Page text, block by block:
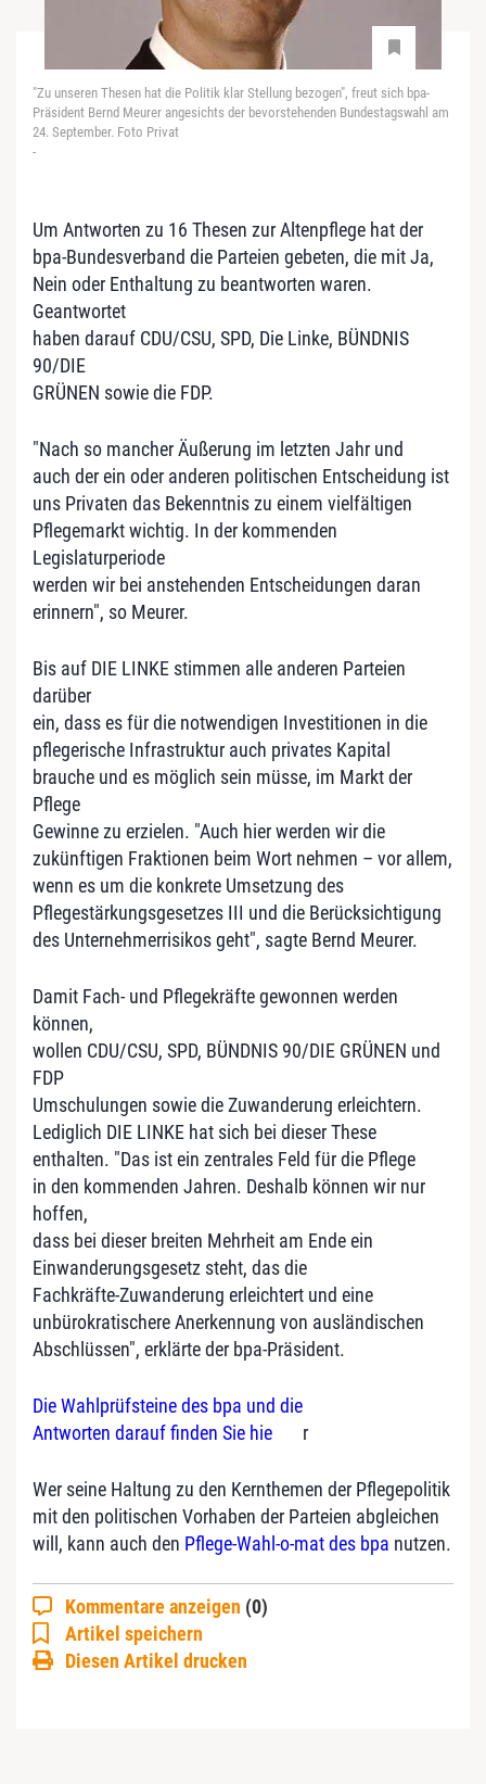
"Zu unseren Thesen hat die Politik klar Stellung bezogen", freut sich bpa-
Präsident Bernd Meurer angesichts der bevorstehenden Bundestagswahl am
24. September. Foto Privat
-
Um Antworten zu 16 Thesen zur Altenpflege hat der
bpa-Bundesverband die Parteien gebeten, die mit Ja,
Nein oder Enthaltung zu beantworten waren.
Geantwortet
haben darauf CDU/CSU, SPD, Die Linke, BÜNDNIS
90/DIE
GRÜNEN sowie die FDP.
"Nach so mancher Äußerung im letzten Jahr und
auch der ein oder anderen politischen Entscheidung ist
uns Privaten das Bekenntnis zu einem vielfältigen
Pflegemarkt wichtig. In der kommenden
Legislaturperiode
werden wir bei anstehenden Entscheidungen daran
erinnern", so Meurer.
Bis auf DIE LINKE stimmen alle anderen Parteien
darüber
ein, dass es für die notwendigen Investitionen in die
pflegerische Infrastruktur auch privates Kapital
brauche und es möglich sein müsse, im Markt der
Pflege
Gewinne zu erzielen. "Auch hier werden wir die
zukünftigen Fraktionen beim Wort nehmen – vor allem,
wenn es um die konkrete Umsetzung des
Pflegestärkungsgesetzes III und die Berücksichtigung
des Unternehmerrisikos geht", sagte Bernd Meurer.
Damit Fach- und Pflegekräfte gewonnen werden
können,
wollen CDU/CSU, SPD, BÜNDNIS 90/DIE GRÜNEN und
FDP
Umschulungen sowie die Zuwanderung erleichtern.
Lediglich DIE LINKE hat sich bei dieser These
enthalten. "Das ist ein zentrales Feld für die Pflege
in den kommenden Jahren. Deshalb können wir nur
hoffen,
dass bei dieser breiten Mehrheit am Ende ein
Einwanderungsgesetz steht, das die
Fachkräfte-Zuwanderung erleichtert und eine
unbürokratischere Anerkennung von ausländischen
Abschlüssen", erklärte der bpa-Präsident.
Die Wahlprüfsteine des bpa und die
Antworten darauf finden Sie hie
r
Wer seine Haltung zu den Kernthemen der Pflegepolitik
mit den politischen Vorhaben der Parteien abgleichen
will, kann auch den Pflege-Wahl-o-mat des bpa nutzen.
Kommentare anzeigen (0)
Artikel speichern
Diesen Artikel drucken